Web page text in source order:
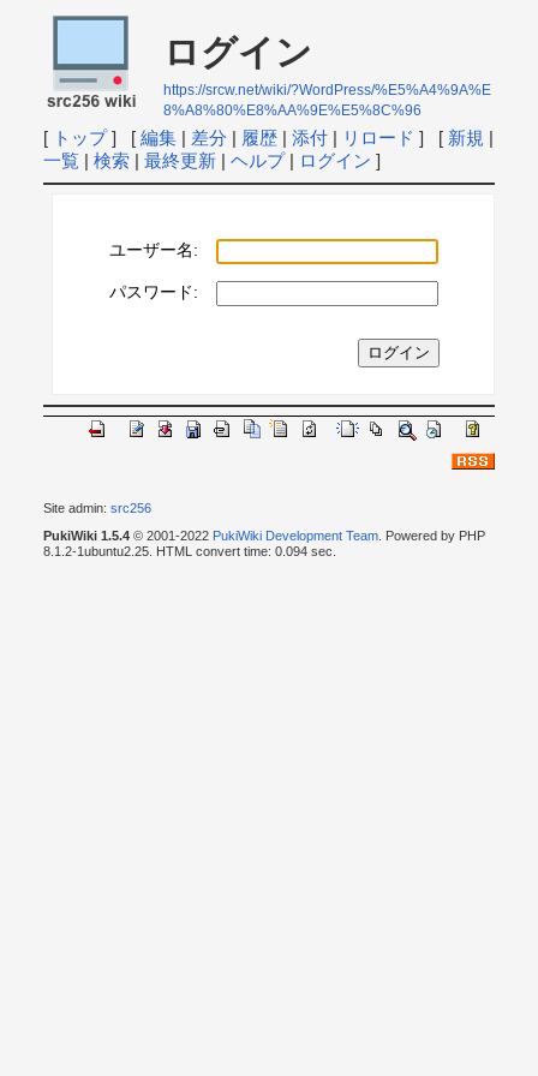
ログイン
https://srcw.net/wiki/?WordPress/%E5%A4%9A%E
8%A8%80%E8%AA%9E%E5%8C%96
[ トップ] [ 編集| 差分 | 履歴| 添付| リロード ] [ 新規 |
一覧| 検索| 最終更新| ヘルプ| ログイン ]
ユーザー名:
パスワード:
Site admin: src256
PukiWiki 1.5.4© 2001-2022 PukiWiki Development Team. Powered by PHP
8.1.2-1ubuntu2.25. HTML convert time: 0.094 sec.